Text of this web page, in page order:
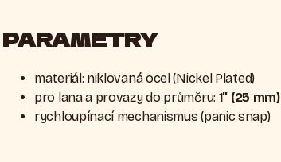
PARAMETRY
materiál: niklovaná ocel (Nickel Plated)
pro lana a provazy do průměru: 1” (25 mm)
rychloupínací mechanismus (panic snap)